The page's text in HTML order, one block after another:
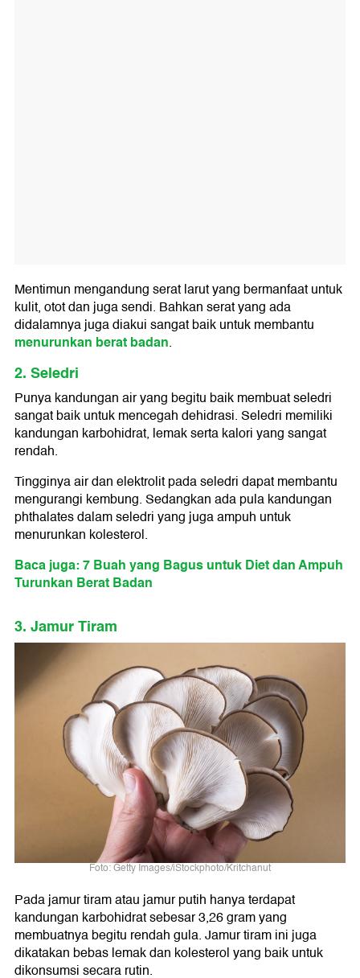
Mentimun mengandung serat larut yang bermanfaat untuk
kulit, otot dan juga sendi. Bahkan serat yang ada
didalamnya juga diakui sangat baik untuk membantu
menurunkan berat badan.
2. Seledri
Punya kandungan air yang begitu baik membuat seledri
sangat baik untuk mencegah dehidrasi. Seledri memiliki
kandungan karbohidrat, lemak serta kalori yang sangat
rendah.
Tingginya air dan elektrolit pada seledri dapat membantu
mengurangi kembung. Sedangkan ada pula kandungan
phthalates dalam seledri yang juga ampuh untuk
menurunkan kolesterol.
Baca juga: 7 Buah yang Bagus untuk Diet dan Ampuh
Turunkan Berat Badan
3. Jamur Tiram
Foto: Getty Images/iStockphoto/Kritchanut
Pada jamur tiram atau jamur putih hanya terdapat
kandungan karbohidrat sebesar 3,26 gram yang
membuatnya begitu rendah gula. Jamur tiram ini juga
dikatakan bebas lemak dan kolesterol yang baik untuk
dikonsumsi secara rutin.